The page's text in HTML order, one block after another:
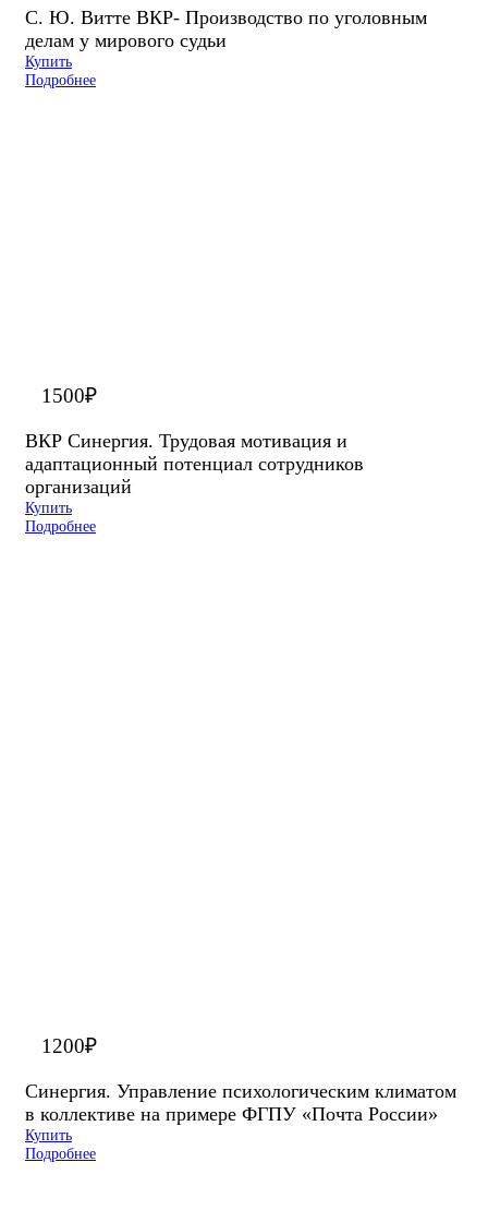
С. Ю. Витте ВКР- Производство по уголовным
делам у мирового судьи
Купить
Подробнее
1500₽
ВКР Синергия. Трудовая мотивация и
адаптационный потенциал сотрудников
организаций
Купить
Подробнее
1200₽
Синергия. Управление психологическим климатом
в коллективе на примере ФГПУ «Почта России»
Купить
Подробнее